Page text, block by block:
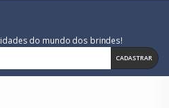
do mundo dos brindes!
CADASTRAR